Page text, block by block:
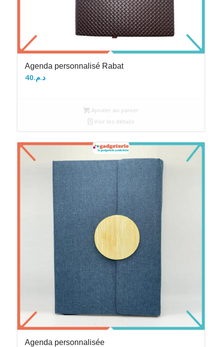
Agenda personnalisé Rabat
د.م.40
Ajouter au panier
Voir les détails
Agenda personnalisée